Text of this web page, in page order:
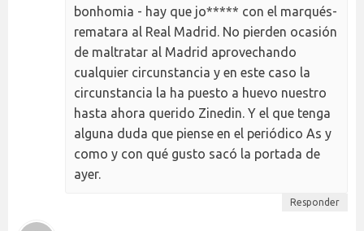
bonhomia - hay que jo***** con el marqués-
rematara al Real Madrid. No pierden ocasión
de maltratar al Madrid aprovechando
cualquier circunstancia y en este caso la
circunstancia la ha puesto a huevo nuestro
hasta ahora querido Zinedin. Y el que tenga
alguna duda que piense en el periódico As y
como y con qué gusto sacó la portada de
ayer.
Responder